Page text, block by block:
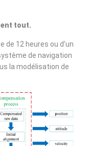
tout.
de 12 heures ou d’un
de navigation
la modélisation de